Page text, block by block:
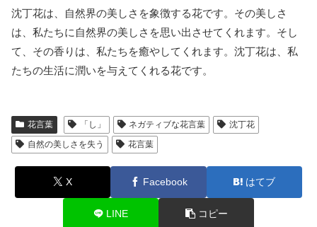
沈丁花は、自然界の美しさを象徴する花です。その美しさ
は、私たちに自然界の美しさを思い出させてくれます。そし
て、その香りは、私たちを癒やしてくれます。沈丁花は、私
たちの生活に潤いを与えてくれる花です。
花言葉 「し」 ネガティブな花言葉
沈丁花
自然の美しさを失う
花言葉
X Facebook はてブ
LINE コピー